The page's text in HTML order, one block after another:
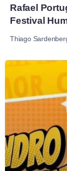
Rafael
Festival
Thiago